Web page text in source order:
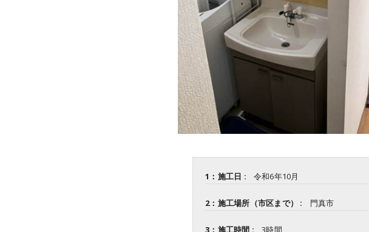
1：施工日 : 令和6年10月
2：施工場所（市区まで） : 門真市
3：施工時間 : 3時間